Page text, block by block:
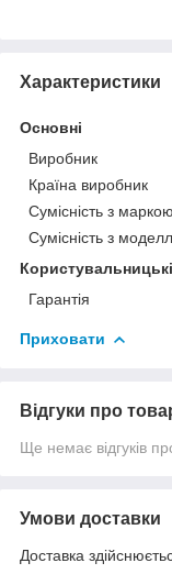
Характеристики
Основні
Виробник
Країна виробник
Сумісність з маркою
Сумісність з
Гарантія
Приховати
Відгуки про
Ще немає відгуків
Умови доставки
Доставка